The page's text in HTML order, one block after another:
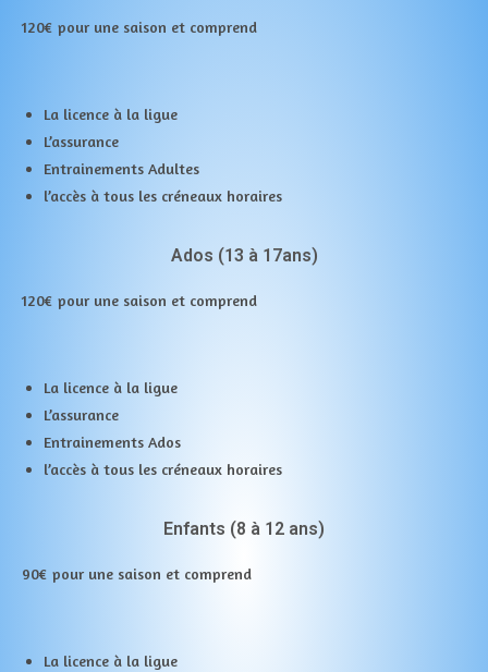
120€ pour une saison et comprend
La licence à la ligue
L’assurance
Entrainements Adultes
l’accès à tous les créneaux horaires
Ados (13 à 17ans)
120€ pour une saison et comprend
La licence à la ligue
L’assurance
Entrainements Ados
l’accès à tous les créneaux horaires
Enfants (8 à 12 ans)
90€ pour une saison et comprend
La licence à la ligue